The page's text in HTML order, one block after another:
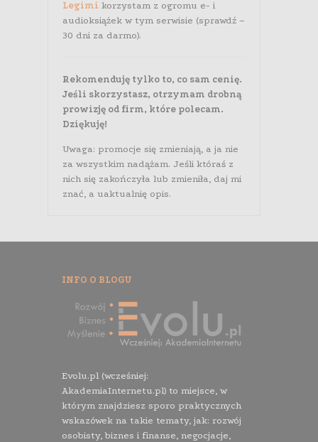
Legimi korzystam z ogromu e- i
audioksiążek w tym serwisie (sprawdź –
30 dni za darmo).
Rekomenduję tylko to, co sam cenię.
Jeśli skorzystasz, otrzymam drobną
prowizję od firm, które polecam.
Dziękuję!
Uwaga: promocje się zmieniają, a ja nie
za wszystkim nadążam. Jeśli któraś z
nich się zakończyła lub zmieniła, daj mi
znać, a uaktualnię opis.
INFO O BLOGU
Evolu.pl (wcześniej:
AkademiaInternetu.pl) to miejsce, w
którym znajdziesz sporo praktycznych
wskazówek na takie tematy, jak: rozwój
osobisty, biznes i finanse, negocjacje,